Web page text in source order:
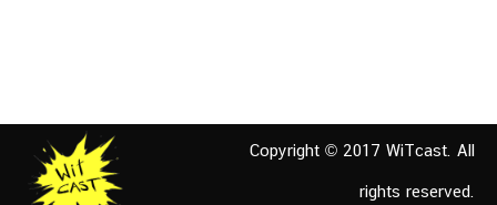
Copyright © 2017 WiTcast. All
rights reserved.